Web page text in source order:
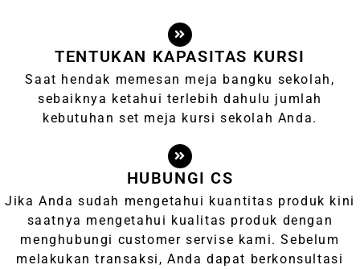
TENTUKAN KAPASITAS KURSI
Saat hendak memesan meja bangku sekolah,
sebaiknya ketahui terlebih dahulu jumlah
kebutuhan set meja kursi sekolah Anda.
HUBUNGI CS
Jika Anda sudah mengetahui kuantitas produk kini
saatnya mengetahui kualitas produk dengan
menghubungi customer servise kami. Sebelum
melakukan transaksi, Anda dapat berkonsultasi